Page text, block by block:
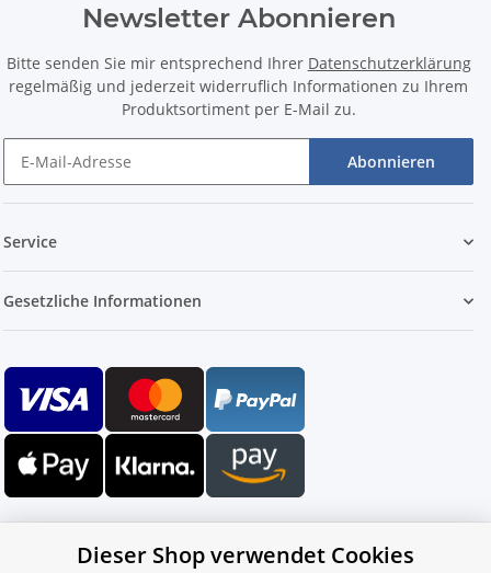
Newsletter Abonnieren
Bitte senden Sie mir entsprechend Ihrer Datenschutzerklärung
regelmäßig und jederzeit widerruflich Informationen zu Ihrem
Produktsortiment per E-Mail zu.
Abonnieren
Service
Gesetzliche Informationen
Dieser Shop verwendet Cookies